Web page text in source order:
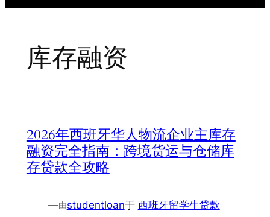
库存融资
2026年西班牙华人物流企业主库存
融资完全指南：跨境货运与仓储库
存贷款全攻略
—由studentloan于 西班牙留学生贷款